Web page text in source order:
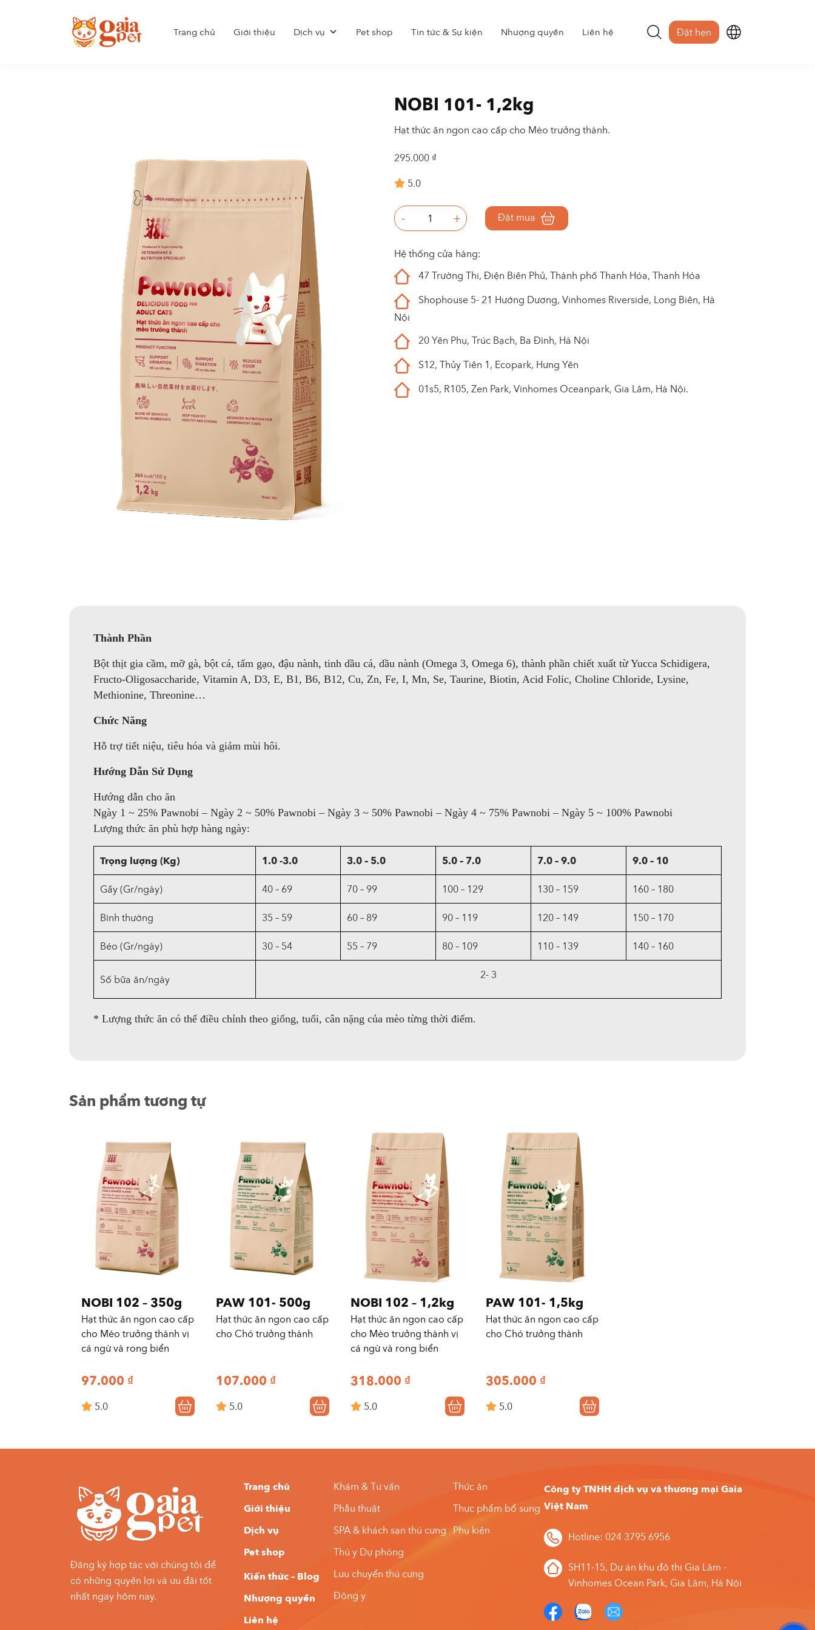
Trang chủ Giới thiệu Dịch vụ Pet shop Tin tức & Sự kiện Nhượng quyền Liên hệ Đặt hẹn
NOBI 101- 1,2kg
Hạt thức ăn ngon cao cấp cho Mèo trưởng thành.
295.000 ₫
5.0
- + Đặt mua
Hệ thống cửa hàng:
47 Trường Thi, Điện Biên Phủ, Thành phố Thanh Hóa, Thanh Hóa
Shophouse 5- 21 Hướng Dương, Vinhomes Riverside, Long Biên, Hà
Nội
20 Yên Phụ, Trúc Bạch, Ba Đình, Hà Nội
S12, Thủy Tiên 1, Ecopark, Hưng Yên
01s5, R105, Zen Park, Vinhomes Oceanpark, Gia Lâm, Hà Nội.
Thành Phần
Bột thịt gia cầm, mỡ gà, bột cá, tấm gạo, đậu nành, tinh dầu cá, dầu nành (Omega 3, Omega 6), thành phần chiết xuất từ Yucca Schidigera,
Fructo-Oligosaccharide, Vitamin A, D3, E, B1, B6, B12, Cu, Zn, Fe, I, Mn, Se, Taurine, Biotin, Acid Folic, Choline Chloride, Lysine,
Methionine, Threonine…
Chức Năng
Hỗ trợ tiết niệu, tiêu hóa và giảm mùi hôi.
Hướng Dẫn Sử Dụng
Hướng dẫn cho ăn
Ngày 1 ~ 25% Pawnobi – Ngày 2 ~ 50% Pawnobi – Ngày 3 ~ 50% Pawnobi – Ngày 4 ~ 75% Pawnobi – Ngày 5 ~ 100% Pawnobi
Lượng thức ăn phù hợp hàng ngày:
Trọng lượng (Kg) 1.0 -3.0 3.0 – 5.0 5.0 – 7.0 7.0 – 9.0 9.0 – 10
Gầy (Gr/ngày) 40 – 69 70 – 99 100 – 129 130 – 159 160 – 180
Bình thường 35 – 59 60 – 89 90 – 119 120 – 149 150 – 170
Béo (Gr/ngày) 30 – 54 55 – 79 80 – 109 110 – 139 140 – 160
Số bữa ăn/ngày 2- 3
* Lượng thức ăn có thể điều chỉnh theo giống, tuổi, cân nặng của mèo từng thời điểm.
Sản phẩm tương tự
NOBI 102 – 350g
Hạt thức ăn ngon cao cấp
cho Mèo trưởng thành vị
cá ngừ và rong biển
97.000 ₫
5.0
PAW 101- 500g
Hạt thức ăn ngon cao cấp
cho Chó trưởng thành
107.000 ₫
5.0
NOBI 102 – 1,2kg
Hạt thức ăn ngon cao cấp
cho Mèo trưởng thành vị
cá ngừ và rong biển
318.000 ₫
5.0
PAW 101- 1,5kg
Hạt thức ăn ngon cao cấp
cho Chó trưởng thành
305.000 ₫
5.0
Đăng ký hợp tác với chúng tôi để
có những quyền lợi và ưu đãi tốt
nhất ngay hôm nay.
Trang chủ
Giới thiệu
Dịch vụ
Pet shop
Kiến thức – Blog
Nhượng quyền
Liên hệ
Khám & Tư vấn
Phẫu thuật
SPA & khách sạn thú cưng
Thú y Dự phòng
Lưu chuyển thú cưng
Đông y
Thức ăn
Thực phẩm bổ sung
Phụ kiện
Công ty TNHH dịch vụ và thương mại Gaia
Việt Nam
Hotline: 024 3795 6956
SH11-15, Dự án khu đô thị Gia Lâm -
Vinhomes Ocean Park, Gia Lâm, Hà Nội